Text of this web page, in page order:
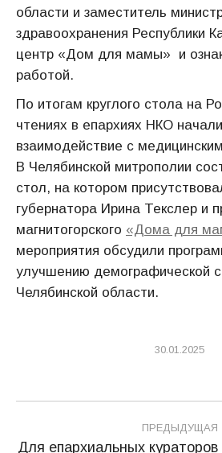
области и заместитель
здравоохранения Республики
центр «Дом для мамы» и
работой.
По итогам круглого стола на
чтениях в епархиях НКО
взаимодействие с
В Челябинской митрополии
стол, на котором
губернатора Ирина Текслер и
магнитогорского «Дома для
мероприятия обсудили
улучшению демографической
Челябинской области.
30.01.2025
НавигацияПРЕДЫДУЩАЯ
Для епархиальных